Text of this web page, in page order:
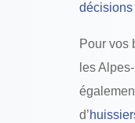
Pour vos
les
d’